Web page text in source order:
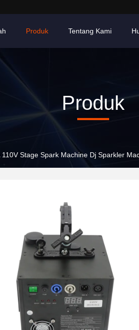
Produk Tentang Kami
Produk
Stage Spark Machine Dj Sparkler